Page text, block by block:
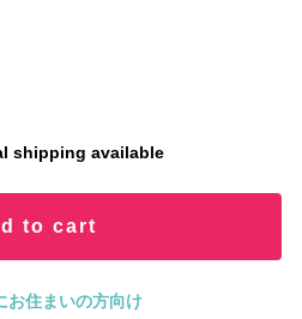
shipping available
to cart
お住まいの方向け